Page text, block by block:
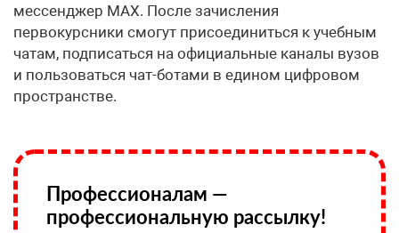
мессенджер MAX. После зачисления
первокурсники смогут присоединиться к учебным
чатам, подписаться на официальные каналы вузов
и пользоваться чат-ботами в едином цифровом
пространстве.
Профессионалам —
профессиональную рассылку!